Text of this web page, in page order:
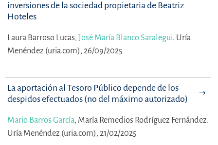
inversiones de la sociedad propietaria de Beatriz
Hoteles
Laura Barroso Lucas, José María Blanco Saralegui. Uría
Menéndez (uria.com), 26/09/2025
La aportación al Tesoro Público depende de los
despidos efectuados (no del máximo autorizado)
Mario Barros García, María Remedios Rodríguez Fernández.
Uría Menéndez (uria.com), 21/02/2025